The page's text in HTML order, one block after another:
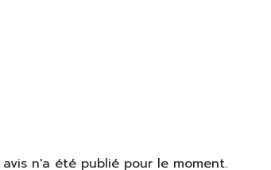
avis n'a été publié pour le moment.